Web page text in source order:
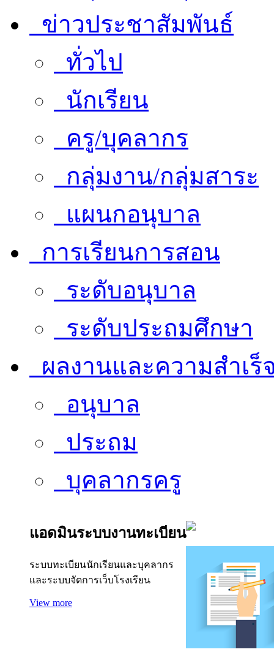
ข่าวประชาสัมพันธ์
ทั่วไป
นักเรียน
ครู/บุคลากร
กลุ่มงาน/กลุ่มสาระ
แผนกอนุบาล
การเรียนการสอน
ระดับอนุบาล
ระดับประถมศึกษา
ผลงานและความสำเร็
อนุบาล
ประถม
บุคลากรครู
แอดมินระบบงานทะเบียน
ระบบทะเบียนนักเรียนและบุคลากร
และระบบจัดการเว็บโรงเรียน
View more